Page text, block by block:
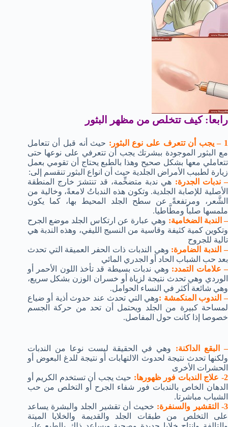
رابعا: كيف تتخلص من مظهر البثور
1 – يجب أن تتعرف على نوع البثور:
حيث أنه قبل أن تتعامل
مع البثور الموجودة ببشرتك يجب أن تتعرفي على نوعها حتى
تتعاملي معها بشكل صحيح وهذا بالطبع يحتاج أن تقومي بعمل
زيارة لطبيب الأمراض الجلدية حيث أن انواع البثور تنقسم إلى:
– ندبات الجدرة: هي ندبة متضخِّمة، قد تنتشرَ خارج المنطقة
الأصلية للإصابة الجلدية. وتكون هذه الندباتُ لامعةً، وخالية من
الشَّعر، ومرتفعةً عن سطح الجلد المحيط بها، كما يكون
ملمسها صلباً ومطَّاطيا.
– الندبة الضخامية: وهي عبارة عن ارتكاس الجلد موضع الجرح
وتكوين كمية كثيفة وقاسية من النسيج الليفي، وهذه الندبة هي
تالية للجروح
– الندبة الضامرة: وهي الندبات ذات الحفر العميقة التي تحدث
بعد حب الشباب الحاد أو الجدري المائي
– علامات التمدد: وهي ندبات بسيطة قد تأخذ اللون الأحمر أو
الوردي وهي تحدث نتيجة لزياة أو خسران الوزن بشكل سريع،
وهي شائعة أكثر في النساء الحوامل.
– الندوب المنكمشة :وهي التي تحدث عند حدوث أذية أو ضياع
لمساحة كبيرة من الجلد ويحتمل أن تحد من حركة الجسم
خصوصا إذا كانت حول المفاصل.
– البقع الداكنة:
وهي في الحقيقة ليست نوعا من الندبات
ولكنها تحدث نتيجة لحدوث الالتهابات أو نتيجة للدغ البعوض أو
الحشرات الأخرى
2- علاج الندبات فور ظهورها:
حيث يجب أن تستخدم الكريم أو
الدهان الخاص بالندبات فور شفاء الجرح أو التخلص من حب
الشباب مباشرتا.
3- التقشير والسنفرة:
خحيث أن تقشير الجلد والبشرة يساعد
على التخلص من طبقات الجلد والقديمة والخلايا الميتة